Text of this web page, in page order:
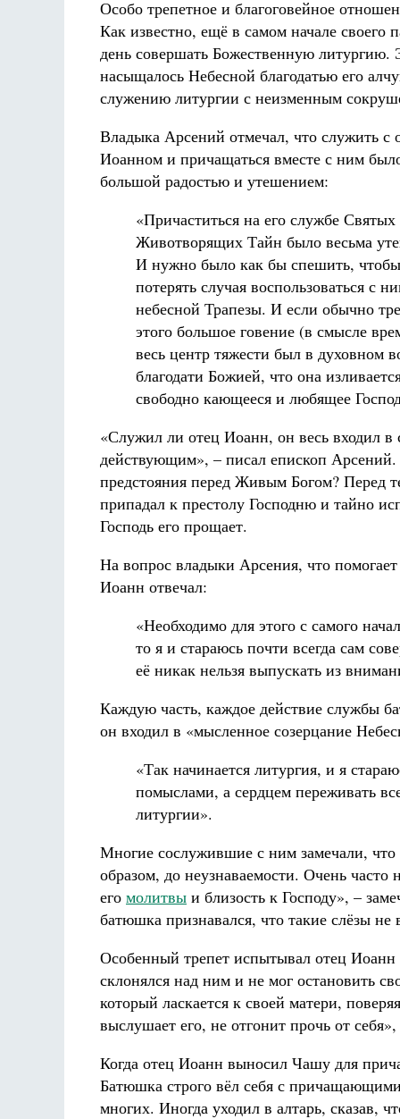
Особо трепетное и благоговейное
Как известно, ещё в самом начале своего
день совершать Божественную литургию.
насыщалось Небесной благодатью его
служению литургии с неизменным
Владыка Арсений отмечал, что служить с
Иоанном и причащаться вместе с ним
большой радостью и утешением:
«Причаститься на его службе Святых
Животворящих Тайн было весьма
И нужно было как бы спешить,
потерять случая воспользоваться с
небесной Трапезы. И если обычно
этого большое говение (в смысле
весь центр тяжести был в духовном
благодати Божией, что она
свободно кающееся и любящее
«Служил ли отец Иоанн, он весь входил
действующим», – писал епископ
предстояния перед Живым Богом? Перед
припадал к престолу Господню и тайно
Господь его прощает.
На вопрос владыки Арсения, что
Иоанн отвечал:
«Необходимо для этого с самого
то я и стараюсь почти всегда сам
её никак нельзя выпускать из
Каждую часть, каждое действие службы
он входил в «мысленное созерцание
«Так начинается литургия, и я
помыслами, а сердцем переживать
литургии».
Многие сослужившие с ним замечали,
образом, до неузнаваемости. Очень часто
его молитвы и близость к Господу», –
батюшка признавался, что такие слёзы
Особенный трепет испытывал отец
склонялся над ним и не мог остановить
который ласкается к своей матери,
выслушает его, не отгонит прочь от
Когда отец Иоанн выносил Чашу для
Батюшка строго вёл себя с
многих. Иногда уходил в алтарь, сказав,